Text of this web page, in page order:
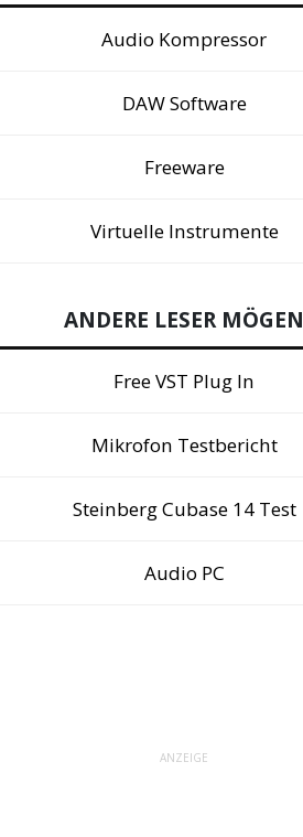
Audio Kompressor
DAW Software
Freeware
Virtuelle Instrumente
ANDERE LESER MÖGEN
Free VST Plug In
Mikrofon Testbericht
Steinberg Cubase 14 Test
Audio PC
ANZEIGE